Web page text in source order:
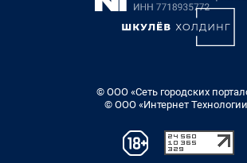
© ООО «Сеть городских
© ООО «Интернет